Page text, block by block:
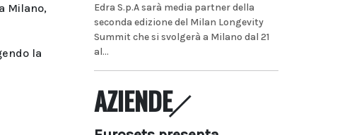
Milano,
la
Edra S.p.A sarà media partner della
seconda edizione del Milan Longevity
Summit che si svolgerà a Milano dal 21
al...
AZIENDE